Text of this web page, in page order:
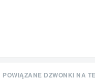
POWIĄZANE DZWONKI NA